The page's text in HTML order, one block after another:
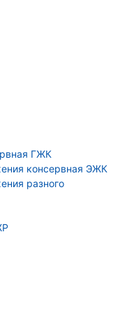
ГЖК
консервная ЭЖК
разного